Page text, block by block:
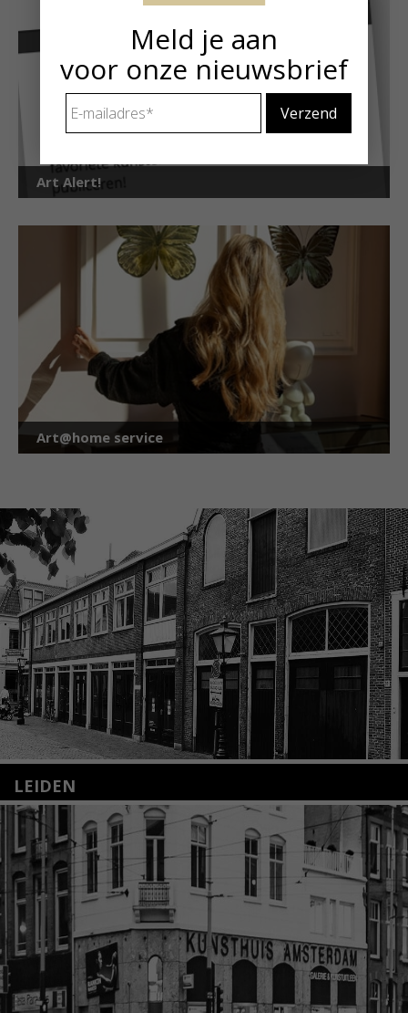
Art Alert!
Art@home service
LEIDEN
Nieuwstraat 35
2312 KA Leiden
+31(0)71 – 52 84 480
info@kunsthuisleiden.nl
Lees meer
Meld je aan
voor onze nieuwsbrief
mailadres *